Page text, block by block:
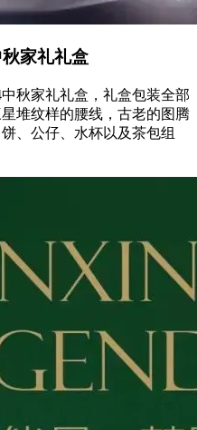
家礼礼盒
秋家礼礼盒，礼盒包装全部
堆纹样的腰线，古老的图腾
、公仔、水杯以及茶包组